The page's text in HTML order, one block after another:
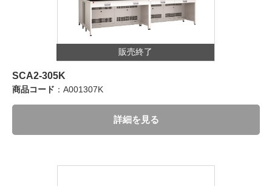
販売終了
SCA2-305K
商品コード ：A001307K
詳細を見る